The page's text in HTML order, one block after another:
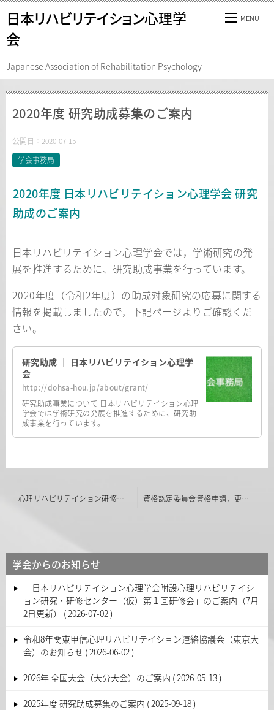
日本リハビリテイション心理学
会
Japanese Association of Rehabilitation Psychology
2020年度 研究助成募集のご案内
公開日： 2020-07-15
学会事務局
2020年度 日本リハビリテイション心理学会 研究
助成のご案内
日本リハビリテイション心理学会では，学術研究の発
展を推進するために、研究助成事業を行っています。
2020年度（令和2年度）の助成対象研究の応募に関する
情報を掲載しましたので，下記ページよりご確認くだ
さい。
研究助成 ｜ 日本リハビリテイション心理学
会
http://dohsa-hou.jp/about/grant/
研究助成事業について 日本リハビリテイション心理
学会では学術研究の発展を推進するために、研究助
成事業を行っています。
ビ
ゲ
ー
ョ
心理リハビリテイション研修会（2020年夏季）の中止について 資格認定委員会資格申請，更新手続きの停止について
学会からのお知らせ
「日本リハビリテイション心理学会附設心理リハビリテイシ
ョン研究・研修センター（仮）第１回研修会」のご案内（7月
2日更新）
2026-07-02
令和8年関東甲信心理リハビリテイション連絡協議会（東京大
会）のお知らせ 2026-06-02
2026年 全国大会（大分大会）のご案内 2026-05-13
2025年度 研究助成募集のご案内 2025-09-18